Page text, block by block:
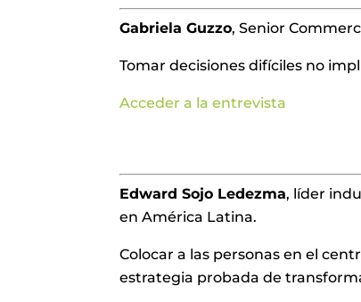
Gabriela Guzzo, Senior
Tomar decisiones difíciles no
Acceder a la entrevista
Edward Sojo Ledezma, líder
en América Latina.
Colocar a las personas en el
estrategia probada de